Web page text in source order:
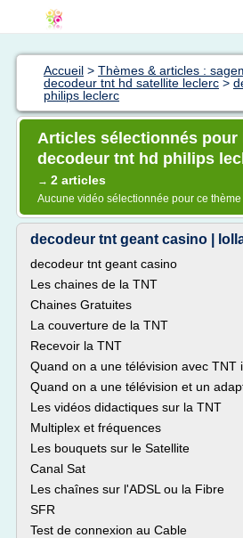
Accueil > Thèmes & articles :
decodeur tnt hd satellite leclerc >
philips leclerc
Articles sélectionnés pour
decodeur tnt hd philips
→ 2 articles
Aucune vidéo sélectionnée pour ce thème
decodeur tnt geant casino |
decodeur tnt geant casino
Les chaines de la TNT
Chaines Gratuites
La couverture de la TNT
Recevoir la TNT
Quand on a une télévision avec TNT
Quand on a une télévision et un
Les vidéos didactiques sur la TNT
Multiplex et fréquences
Les bouquets sur le Satellite
Canal Sat
Les chaînes sur l'ADSL ou la Fibre
SFR
Test de connexion au Cable